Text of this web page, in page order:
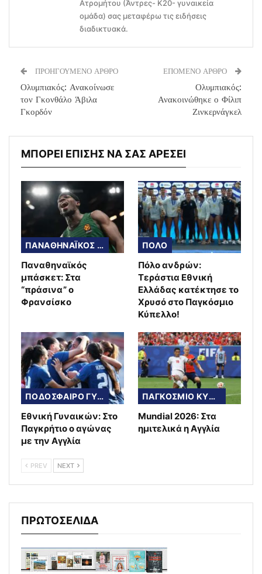
Ατρομήτου (Άντρες- Κ20- γυναικεία
ομάδα) σας μεταφέρω τις ειδήσεις
διαδικτυακά.
ΠΡΟΗΓΟΥΜΕΝΟ ΑΡΘΡΟ
Ολυμπιακός: Ανακοίνωσε
τον Γκονθάλο Άβιλα
Γκορδόν
ΕΠΟΜΕΝΟ ΑΡΘΡΟ
Ολυμπιακός:
Ανακοινώθηκε ο Φίλιπ
Ζινκερνάγκελ
ΜΠΟΡΕΙ ΕΠΙΣΗΣ ΝΑ ΣΑΣ ΑΡΕΣΕΙ
ΠΑΝΑΘΗΝΑΪΚΟΣ ΜΠΑΣΚΕΤ
Παναθηναϊκός
μπάσκετ: Στα
“πράσινα” ο
Φρανσίσκο
ΠΟΛΟ
Πόλο ανδρών:
Τεράστια Εθνική
Ελλάδας κατέκτησε το
Χρυσό στο Παγκόσμιο
Κύπελλο!
ΠΟΔΟΣΦΑΙΡΟ ΓΥΝΑΙΚΩΝ
Εθνική Γυναικών: Στο
Παγκρήτιο ο αγώνας
με την Αγγλία
ΠΑΓΚΟΣΜΙΟ ΚΥΠΕΛΛΟ
Mundial 2026: Στα
ημιτελικά η Αγγλία
PREV NEXT
ΠΡΩΤΟΣΕΛΙΔΑ